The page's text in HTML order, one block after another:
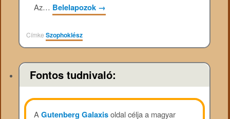
Az… Belelapozok →
CímkeSzophoklész
Fontos tudnivaló:
AGutenberg Galaxisoldal célja a magyar